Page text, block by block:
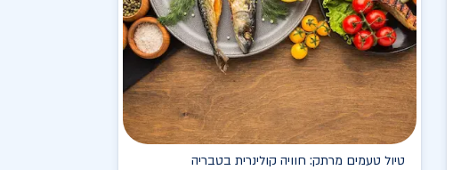
טיול טעמים מרתק: חוויה קולינרית בטבריה